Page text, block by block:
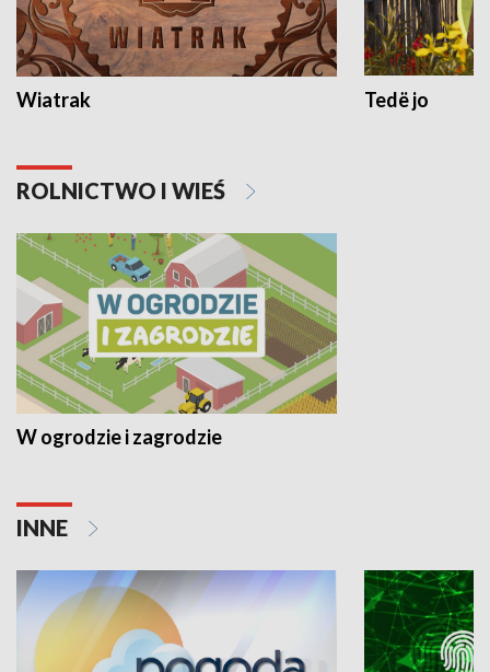
Wiatrak Tedë jo
ROLNICTWO I WIEŚ
W ogrodzie i zagrodzie
INNE